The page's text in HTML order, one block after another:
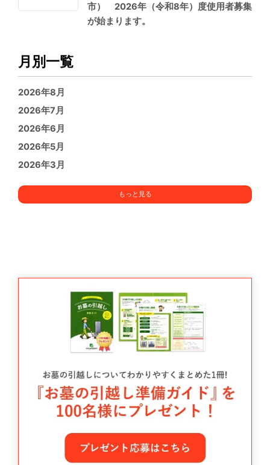
市） 2026年（令和8年）度使用者募集
が始まります。
月別一覧
2026年8月
2026年7月
2026年6月
2026年5月
2026年3月
もっと見る